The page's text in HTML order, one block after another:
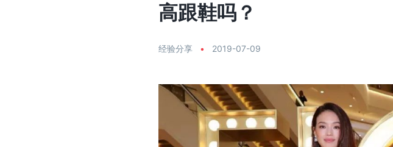
高跟鞋吗？
经验分享 • 2019-07-09